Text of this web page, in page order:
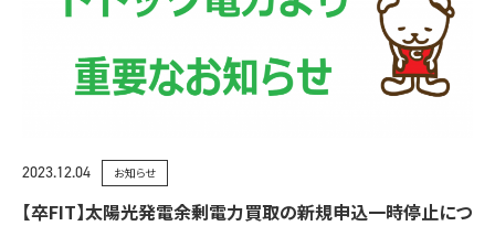
2023.12.04 お知らせ
【卒FIT】太陽光発電余剰電力買取の新規申込一時停止につ